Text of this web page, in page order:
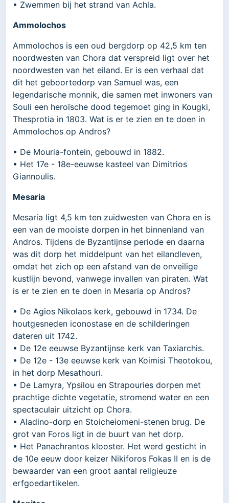
• Zwemmen bij het strand van Achla.
Ammolochos
Ammolochos is een oud bergdorp op 42,5 km ten
noordwesten van Chora dat verspreid ligt over het
noordwesten van het eiland. Er is een verhaal dat
dit het geboortedorp van Samuel was, een
legendarische monnik, die samen met inwoners van
Souli een heroïsche dood tegemoet ging in Kougki,
Thesprotia in 1803. Wat is er te zien en te doen in
Ammolochos op Andros?
• De Mouria-fontein, gebouwd in 1882.
• Het 17e - 18e-eeuwse kasteel van Dimitrios
Giannoulis.
Mesaria
Mesaria ligt 4,5 km ten zuidwesten van Chora en is
een van de mooiste dorpen in het binnenland van
Andros. Tijdens de Byzantijnse periode en daarna
was dit dorp het middelpunt van het eilandleven,
omdat het zich op een afstand van de onveilige
kustlijn bevond, vanwege invallen van piraten. Wat
is er te zien en te doen in Mesaria op Andros?
• De Agios Nikolaos kerk, gebouwd in 1734. De
houtgesneden iconostase en de schilderingen
dateren uit 1742.
• De 12e eeuwse Byzantijnse kerk van Taxiarchis.
• De 12e - 13e eeuwse kerk van Koimisi Theotokou,
in het dorp Mesathouri.
• De Lamyra, Ypsilou en Strapouries dorpen met
prachtige dichte vegetatie, stromend water en een
spectaculair uitzicht op Chora.
• Aladino-dorp en Stoicheiomeni-stenen brug. De
grot van Foros ligt in de buurt van het dorp.
• Het Panachrantos klooster. Het werd gesticht in
de 10e eeuw door keizer Nikiforos Fokas II en is de
bewaarder van een groot aantal religieuze
erfgoedartikelen.